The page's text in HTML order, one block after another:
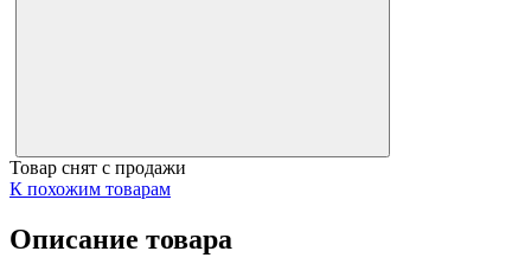
Товар снят с продажи
К похожим товарам
Описание товара